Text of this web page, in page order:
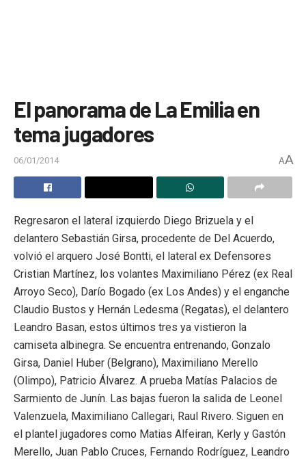
El panorama de La Emilia en
tema jugadores
06/01/2014 AA
Regresaron el lateral izquierdo Diego Brizuela y el
delantero Sebastián Girsa, procedente de Del Acuerdo,
volvió el arquero José Bontti, el lateral ex Defensores
Cristian Martínez, los volantes Maximiliano Pérez (ex Real
Arroyo Seco), Darío Bogado (ex Los Andes) y el enganche
Claudio Bustos y Hernán Ledesma (Regatas), el delantero
Leandro Basan, estos últimos tres ya vistieron la
camiseta albinegra. Se encuentra entrenando, Gonzalo
Girsa, Daniel Huber (Belgrano), Maximiliano Merello
(Olimpo), Patricio Álvarez. A prueba Matías Palacios de
Sarmiento de Junín. Las bajas fueron la salida de Leonel
Valenzuela, Maximiliano Callegari, Raul Rivero. Siguen en
el plantel jugadores como Matias Alfeiran, Kerly y Gastón
Merello, Juan Pablo Cruces, Fernando Rodríguez, Leandro